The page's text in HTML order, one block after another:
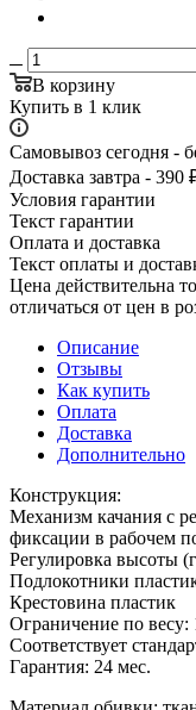
В корзину
Купить в 1 клик
Самовывоз сегодня -
Доставка завтра - 390
Условия гарантии
Текст гарантии
Оплата и доставка
Текст оплаты и
Цена действительна
отличаться от цен в
Описание
Отзывы
Как купить
Оплата
Доставка
Дополнительно
Конструкция:
Механизм качания с
фиксации в рабочем
Регулировка высоты
Подлокотники
Крестовина пластик
Ограничение по весу:
Соответствует
Гарантия: 24 мес.